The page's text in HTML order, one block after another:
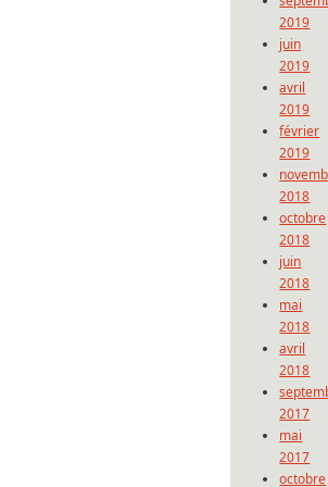
2019
juin
2019
avril
2019
février
2019
2018
octobre
2018
juin
2018
mai
2018
avril
2018
2017
mai
2017
octobre